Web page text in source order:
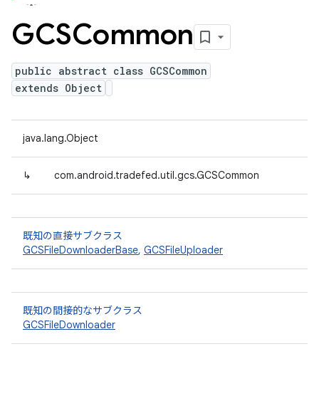
GCSCommon
public abstract class GCSCommon
extends Object
java.lang.Object
↳ com.android.tradefed.util.gcs.GCSCommon
既知の直接サブクラス
GCSFileDownloaderBase, GCSFileUploader
既知の間接的なサブクラス
GCSFileDownloader